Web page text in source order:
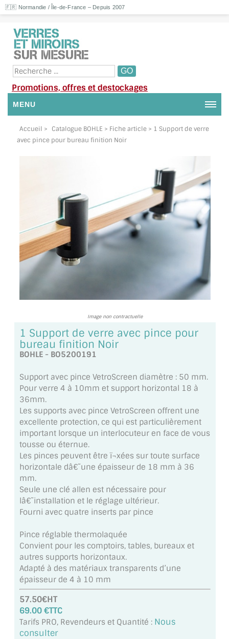
🇫🇷 Normandie / Île-de-France – Depuis 2007
Promotions, offres et destockages
MENU
NOUS CONTACTER
SUIVI DE DEVIS
SUIVI DE COMMANDE
TOUS LES TARIFS AU M2
GUIDE : CHOIX PAR UTILISATION
INSPIRATIONS ET NOUVEAUTÉS
MIROIRS VIEILLIS AMBIANCE BRASSERIE
MIROIR SUR MESURE
MIROIR VIEILLI
MIROIR DÉCORATIF DE COULEUR
LOTS DE MIROIRS EN MOZAÏQUE
MIROIR POUR PORTE
MIROIR DE SALLE DE BAIN
MIROIR PAROI DE DOUCHE
MIROIR POUR SALLE DE SPORT
MIROIR POUR SALLE DE DANSE
MIROIR ENCADRÉ
MIROIR TV
VERRE SUR MESURE
VERRE EXTRACLAIR
Accueil > Catalogue BOHLE > Fiche article > 1 Support de verre
avec pince pour bureau finition Noir
Image non contractuelle
1 Support de verre avec pince pour
bureau finition Noir
BOHLE - BO5200191
Support avec pince VetroScreen diamètre : 50 mm.
Pour verre 4 à 10mm et support horizontal 18 à
36mm.
Les supports avec pince VetroScreen offrent une
excellente protection, ce qui est particulièrement
important lorsque un interlocuteur en face de vous
tousse ou éternue.
Les pinces peuvent être ï¬xées sur toute surface
horizontale dâ€˜une épaisseur de 18 mm à 36
mm.
Seule une clé allen est nécessaire pour
lâ€˜installation et le réglage ultérieur.
Fourni avec quatre inserts par pince
Pince réglable thermolaquée
Convient pour les comptoirs, tables, bureaux et
autres supports horizontaux.
Adapté à des matériaux transparents d’une
épaisseur de 4 à 10 mm
57.50€HT
69.00 €TTC
Tarifs PRO, Revendeurs et Quantité : Nous
consulter